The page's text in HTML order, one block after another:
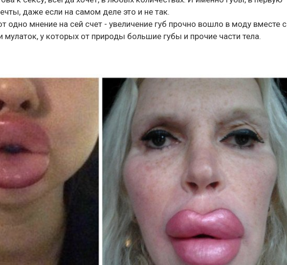
даже если на самом деле это и не так.
одно мнение на сей счет - увеличение губ прочно вошло в моду вместе с
у которых от природы большие губы и прочие части тела.